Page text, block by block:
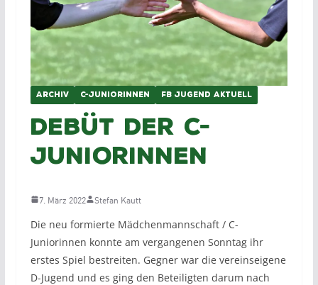
ARCHIV C-JUNIORINNEN FB JUGEND AKTUELL
Debüt der C-
Juniorinnen
7. März 2022 Stefan Kautt
Die neu formierte Mädchenmannschaft / C-
Juniorinnen konnte am vergangenen Sonntag ihr
erstes Spiel bestreiten. Gegner war die vereinseigene
D-Jugend und es ging den Beteiligten darum nach